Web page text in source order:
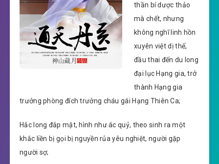
thần bí dược thảo
mà chết, nhưng
không nghĩ linh hồn
xuyên việt dị thế,
đầu thai đến du long
đại lục Hạng gia, trở
thành Hạng gia
trưởng phòng đích trưởng cháu gái Hạng Thiên Ca;
Hắc long đắp mặt, hình như ác quỷ, theo sinh ra một
khắc liền bị gọi bị nguyền rủa yêu nghiệt, người gặp
người sợ;